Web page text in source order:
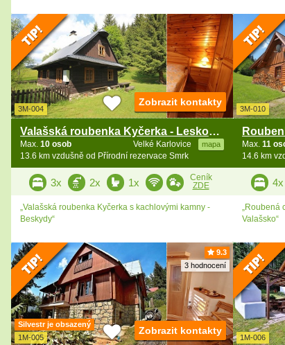
3M-004
Valašská roubenka Kyčerka - Leskové - Beskydy
Velké Karlovice mapa
Max. 10 osob
13.6 km vzdušně od Přírodní rezervace Smrk
Zobrazit kontakty
3x 2x 1x
Ceník
ZDE
„Valašská roubenka Kyčerka s kachlovými kamny -
Beskydy“
3M-010
Max. 11
14.6 km
4x
„Roubená
Valašsko“
9.3
3 hodnocení
Silvestr je obsazený
1M-005
Zobrazit kontakty
1M-006